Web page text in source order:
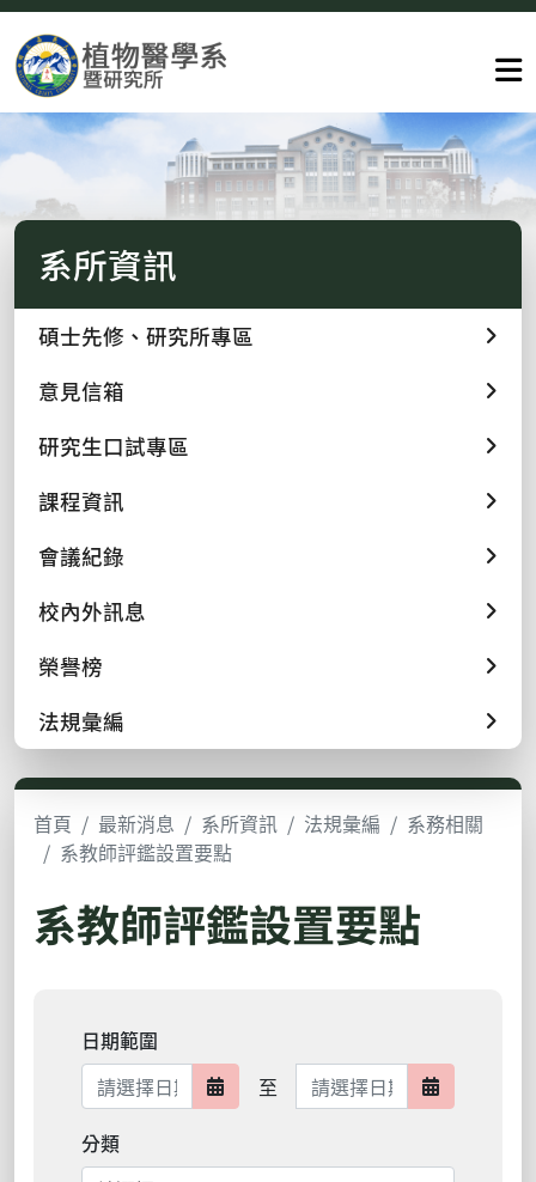
系所資訊
碩士先修、研究所專區
意見信箱
研究生口試專區
課程資訊
會議紀錄
校內外訊息
榮譽榜
法規彙編
首頁 最新消息 系所資訊 法規彙編
系務相關
系教師評鑑設置要點
系教師評鑑設置要點
日期範圍
日期範圍開始
至 日期範圍結束 日期範圍
分類